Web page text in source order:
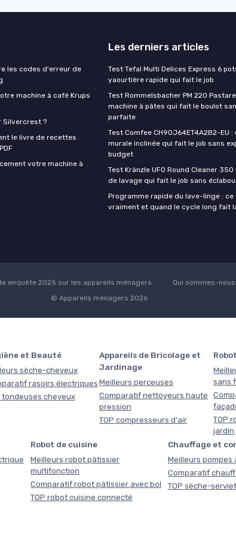
les codes d'erreur de
machine à café Krups
Silvercrest ?
le livre de recettes
votre machine à
Les derniers articles
Test Tefal Multi Delices Express 6
yaourtière rapide qui fait le job
Test Rommelsbacher PM 220
machine à pâtes qui fait le boulot
parfaite
Test Comfee CH90J64ET4A2B2-EU
murale inclinée qui fait le job sans
budget
Test Kränzle UFO Round Cleaner
de lavage qui fait le job sans
Programme rapide du lave-linge : ce
vraiment et quand le cycle long fait
enquête 2025 sur les appareils ménagers Qui sommes-nous
© Appareils ménagers 2026
et Beauté
sèche-cheveux
rasoirs électriques
tondeuses cheveux
Appareils de Bricolage et
Jardinage
Meilleurs perceuses
Comparatif nettoyeurs haute
pression
TOP compresseurs d'air
sans
TOP
jardin
Robot de cuisine
Meilleurs robot pâtissier
multifonction
Comparatif robot pâtissier avec bol
TOP robot cuisine connecté
Chauffage et
Meilleurs pompes
Comparatif
TOP sèche-